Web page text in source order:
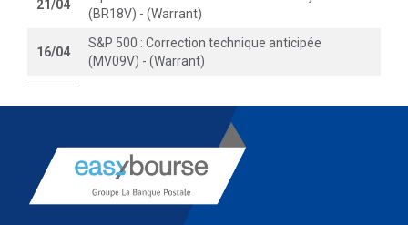
21/04
(BR18V) - (Warrant)
16/04
S&P 500 : Correction technique anticipée
(MV09V) - (Warrant)